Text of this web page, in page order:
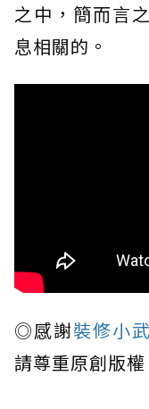
之中，簡而言
息相關的。
◎感謝裝修小
請尊重原創版